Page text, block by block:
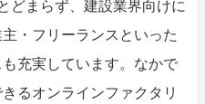
どまらず、建設業界向けに
・フリーランスといった
充実しています。なかで
るオンラインファクタリ